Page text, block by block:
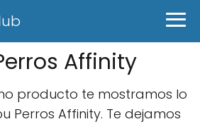
Affinity
producto te mostramos lo
Perros Affinity. Te dejamos